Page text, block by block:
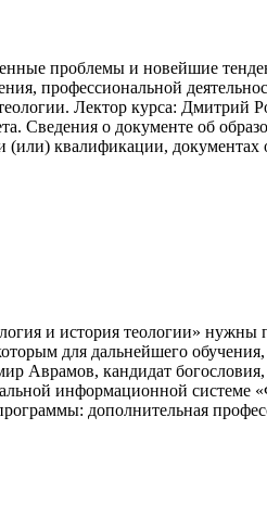
проблемы и новейшие
профессиональной
Лектор курса: Дмитрий
Сведения о документе об
квалификации, документах
и история теологии» нужны
для дальнейшего
Аврамов, кандидат
информационной системе
дополнительная